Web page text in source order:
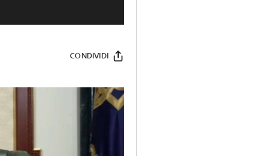
CONDIVIDI